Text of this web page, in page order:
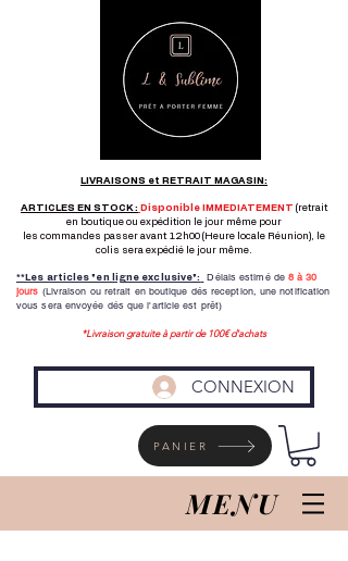
LIVRAISONS et RETRAIT MAGASIN:
ARTICLES EN STOCK : Disponible IMMEDIATEMENT (retrait
en boutique ou expédition le jour même pour
les commandes passer avant 12h00 (Heure locale Réunion), le
colis sera expédié le jour même.
**Les articles "en ligne exclusive": Délais estimé de 8 à 30
jours (Livraison ou retrait en boutique dés reception, une notification
vous sera envoyée dés que l'article est prêt)
*Livraison gratuite à partir de 100€ d'achats
CONNEXION
PANIER
MENU